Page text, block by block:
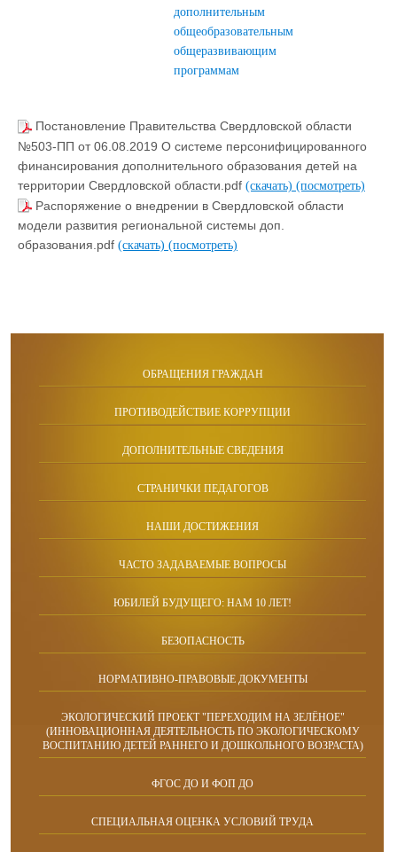
дополнительным
общеобразовательным
общеразвивающим
программам
Постановление Правительства Свердловской области
№503-ПП от 06.08.2019 О системе персонифицированного
финансирования дополнительного образования детей на
территории Свердловской области.pdf (скачать) (посмотреть)
Распоряжение о внедрении в Свердловской области
модели развития региональной системы доп.
образования.pdf (скачать) (посмотреть)
ОБРАЩЕНИЯ ГРАЖДАН
ПРОТИВОДЕЙСТВИЕ КОРРУПЦИИ
ДОПОЛНИТЕЛЬНЫЕ СВЕДЕНИЯ
СТРАНИЧКИ ПЕДАГОГОВ
НАШИ ДОСТИЖЕНИЯ
ЧАСТО ЗАДАВАЕМЫЕ ВОПРОСЫ
ЮБИЛЕЙ БУДУЩЕГО: НАМ 10 ЛЕТ!
БЕЗОПАСНОСТЬ
НОРМАТИВНО-ПРАВОВЫЕ ДОКУМЕНТЫ
ЭКОЛОГИЧЕСКИЙ ПРОЕКТ "ПЕРЕХОДИМ НА ЗЕЛЁНОЕ"
(ИННОВАЦИОННАЯ ДЕЯТЕЛЬНОСТЬ ПО ЭКОЛОГИЧЕСКОМУ
ВОСПИТАНИЮ ДЕТЕЙ РАННЕГО И ДОШКОЛЬНОГО ВОЗРАСТА)
ФГОС ДО И ФОП ДО
СПЕЦИАЛЬНАЯ ОЦЕНКА УСЛОВИЙ ТРУДА